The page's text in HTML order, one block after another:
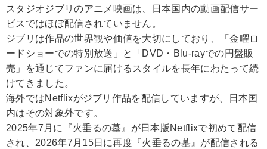
スタジオジブリのアニメ映画は、日本国内の動画配信サー
ビスではほぼ配信されていません。
ジブリは作品の世界観や価値を大切にしており、「金曜ロ
ードショーでの特別放送」と「DVD・Blu-rayでの円盤販
売」を通じてファンに届けるスタイルを長年にわたって続
けてきました。
海外ではNetflixがジブリ作品を配信していますが、日本国
内はその対象外です。
2025年7月に『火垂るの墓』が日本版Netflixで初めて配信
され、2026年7月15日に再度『火垂るの墓』が配信される